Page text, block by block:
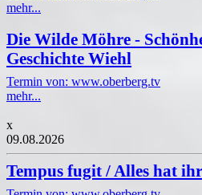
mehr...
Die Wilde Möhre -
Geschichte Wiehl
Termin von: www.oberberg.tv
mehr...
x
09.08.2026
Tempus fugit / Alles hat